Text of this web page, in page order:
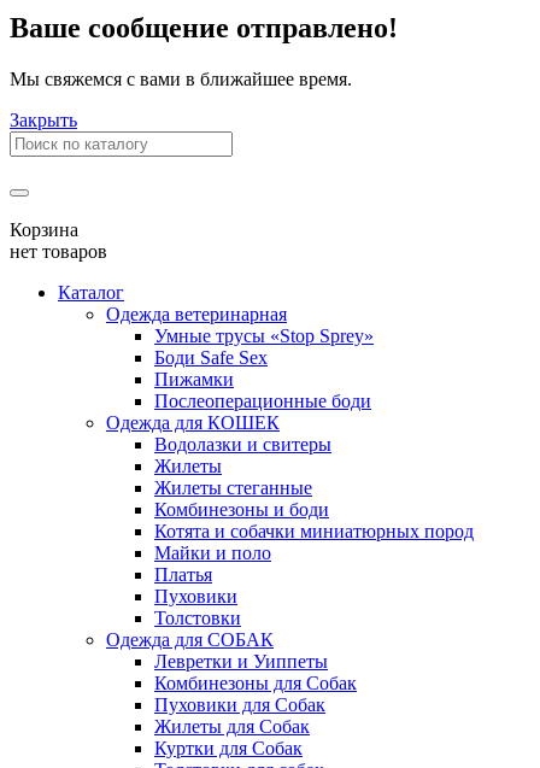
Ваше сообщение отправлено!
Мы свяжемся с вами в ближайшее время.
Закрыть
Корзина
нет товаров
Каталог
Одежда ветеринарная
Умные трусы «Stop Sprey»
Боди Safe Sex
Пижамки
Послеоперационные боди
Одежда для КОШЕК
Водолазки и свитеры
Жилеты
Жилеты стеганные
Комбинезоны и боди
Котята и собачки миниатюрных пород
Майки и поло
Платья
Пуховики
Толстовки
Одежда для СОБАК
Левретки и Уиппеты
Комбинезоны для Собак
Пуховики для Собак
Жилеты для Собак
Куртки для Собак